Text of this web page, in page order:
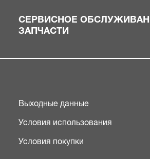
СЕРВИСНОЕ
ЗАПЧАСТИ
Выходные данные
Условия использования
Условия покупки